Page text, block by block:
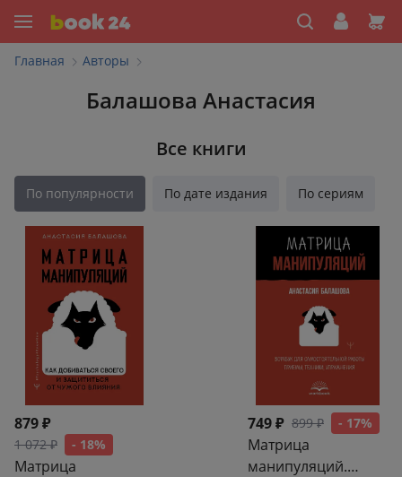
Главная Авторы
Балашова Анастасия
Все книги
По популярности По дате издания По сериям
879 ₽
1 072 ₽ - 18%
Матрица
749 ₽ 899 ₽ - 17%
Матрица
манипуляций.